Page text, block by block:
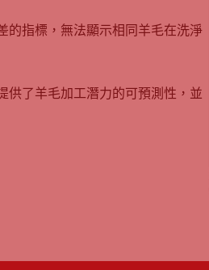
的指標，無法顯示相同羊毛在洗淨
供了羊毛加工潛力的可預測性，並